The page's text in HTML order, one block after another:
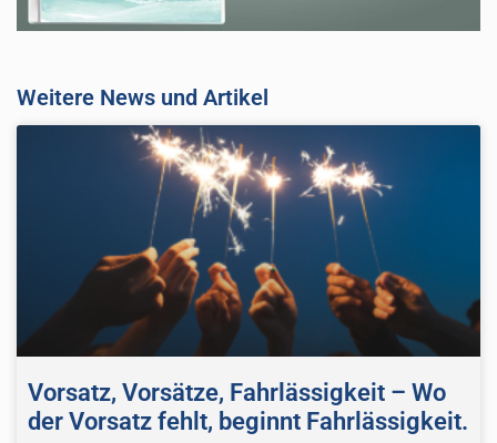
Weitere News und Artikel
Vorsatz, Vorsätze, Fahrlässigkeit – Wo
der Vorsatz fehlt, beginnt Fahrlässigkeit.